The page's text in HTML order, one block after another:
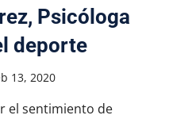
Psicóloga
deporte
13, 2020
el sentimiento de